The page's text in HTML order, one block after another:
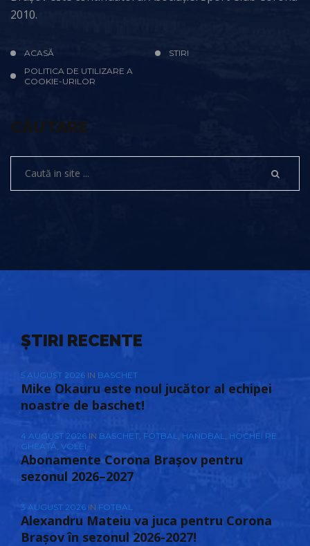
2010.
ACASĂ
STIRI
POLITICA DE UTILIZARE A
COOKIE-URILOR
CĂUTARE
ȘTIRI RECENTE
5 AUGUST 2026 IN BASCHET
Mike Okauru este noul jucător al echipei
noastre de baschet!
4 AUGUST 2026 IN BASCHET, FOTBAL, HANDBAL, HOCHEI PE
GHEAȚĂ, VOLEI
Abonamente Corona Brașov pentru
sezonul 2026–2027
3 AUGUST 2026 IN FOTBAL
Alexandru Mateiu va juca pentru Corona
Brașov în sezonul 2026-2027!